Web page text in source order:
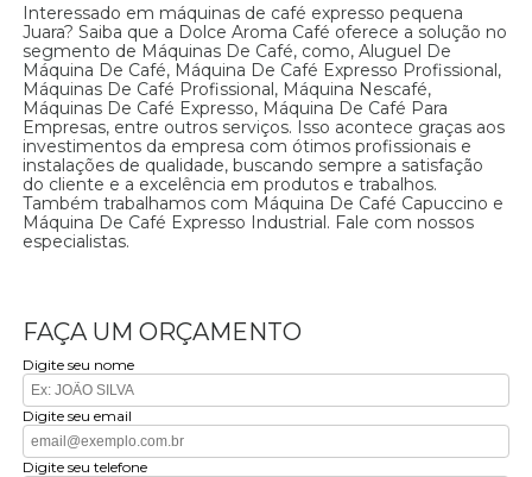
Interessado em máquinas de café expresso pequena
Juara? Saiba que a Dolce Aroma Café oferece a solução no
segmento de Máquinas De Café, como, Aluguel De
Máquina De Café, Máquina De Café Expresso Profissional,
Máquinas De Café Profissional, Máquina Nescafé,
Máquinas De Café Expresso, Máquina De Café Para
Empresas, entre outros serviços. Isso acontece graças aos
investimentos da empresa com ótimos profissionais e
instalações de qualidade, buscando sempre a satisfação
do cliente e a excelência em produtos e trabalhos.
Também trabalhamos com Máquina De Café Capuccino e
Máquina De Café Expresso Industrial. Fale com nossos
especialistas.
FAÇA UM ORÇAMENTO
Digite seu nome
Digite seu email
Digite seu telefone